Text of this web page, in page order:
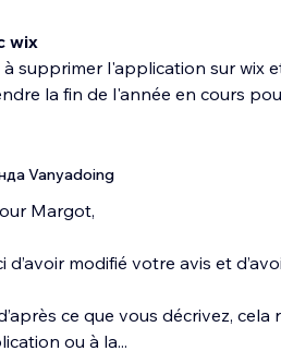
wix
supprimer l'application sur wix
la fin de l'année en cours
Vanyadoing
Margot,
d’avoir modifié votre avis et
ce que vous décrivez,
ou à la...